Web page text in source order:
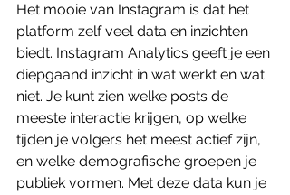
Het mooie van Instagram is dat het
platform zelf veel data en inzichten
biedt. Instagram Analytics geeft je een
diepgaand inzicht in wat werkt en wat
niet. Je kunt zien welke posts de
meeste interactie krijgen, op welke
tijden je volgers het meest actief zijn,
en welke demografische groepen je
publiek vormen. Met deze data kun je